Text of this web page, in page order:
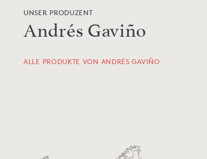
UNSER PRODUZENT
Andrés Gaviño
ALLE PRODUKTE VON ANDRÉS GAVIÑO